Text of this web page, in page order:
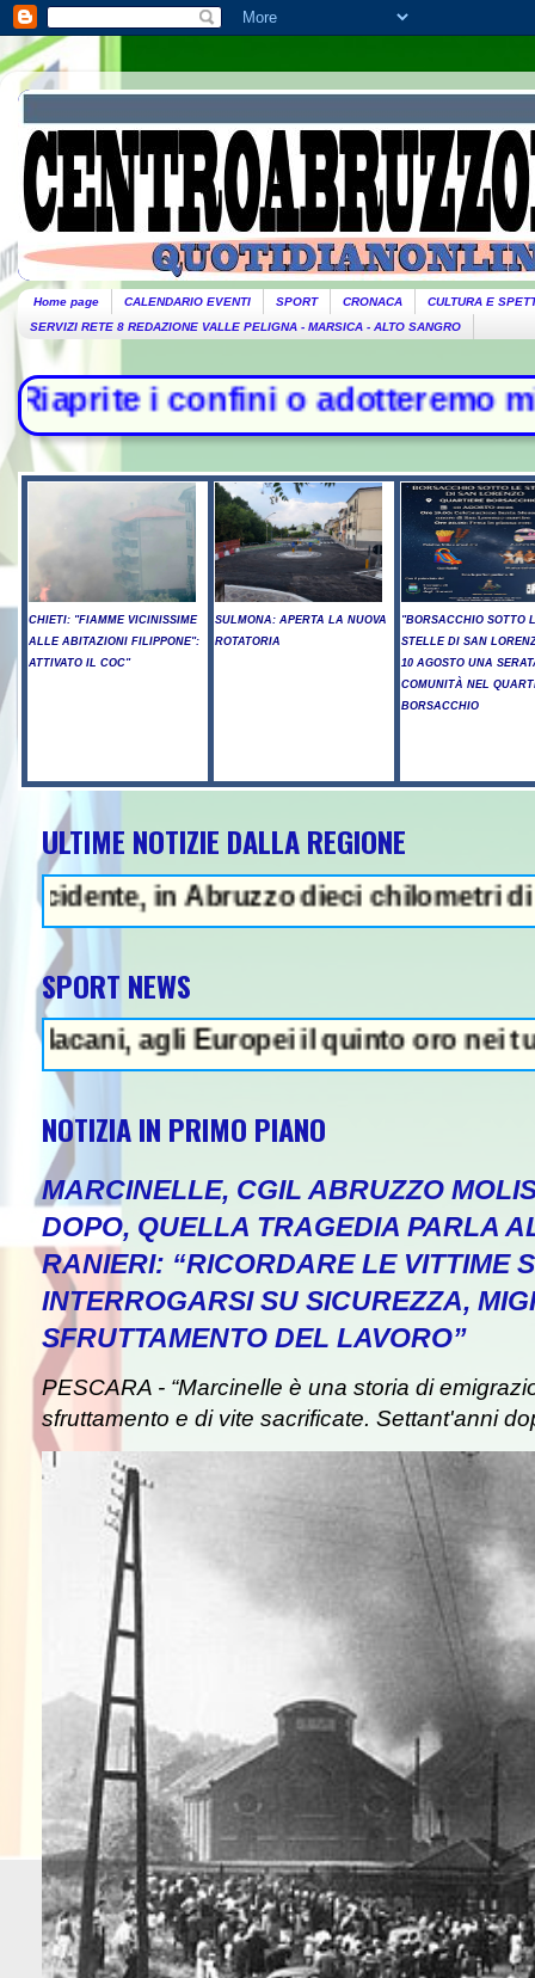
Home page CALENDARIO EVENTI SPORT CRONACA
CULTURA E
SERVIZI RETE 8 REDAZIONE VALLE PELIGNA - MARSICA - ALTO SANGRO
o adotteremo misure".
CHIETI: "FIAMME VICINISSIME
ALLE ABITAZIONI FILIPPONE":
ATTIVATO IL COC"
SULMONA: APERTA LA NUOVA
ROTATORIA
"BORSACCHIO SOTTO
STELLE DI SAN
10 AGOSTO UNA
COMUNITÀ NEL
BORSACCHIO
ULTIME NOTIZIE DALLA REGIONE
in Abruzzo dieci chilometri di coda -
SPORT NEWS
agli Europei il quinto oro nei tuffi
NOTIZIA IN PRIMO PIANO
MARCINELLE, CGIL ABRUZZO
DOPO, QUELLA TRAGEDIA PARLA
RANIERI: “RICORDARE LE VITTIME
INTERROGARSI SU SICUREZZA,
SFRUTTAMENTO DEL LAVORO”
PESCARA - “Marcinelle è una storia di
sfruttamento e di vite sacrificate. Settant'anni
- Sparatoria in una scuola a